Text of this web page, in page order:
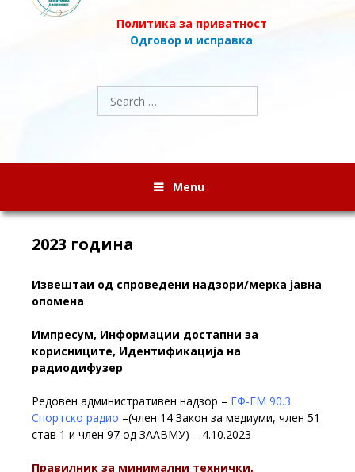
Политика за приватност
Одговор и исправка
Search
for:
Menu
2023 година
Извештаи од спроведени надзори/мерка јавна
опомена
Импресум, Информации достапни за
корисниците, Идентификација на
радиодифузер
Редовен административен надзор – ЕФ-ЕМ 90.3
Спортско радио –(член 14 Закон за медиуми, член 51
став 1 и член 97 од ЗААВМУ) – 4.10.2023
Правилник за минимални технички,